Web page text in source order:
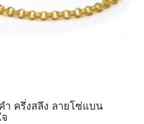
ำ ครึ่งสลึง ลายโซ่แบน